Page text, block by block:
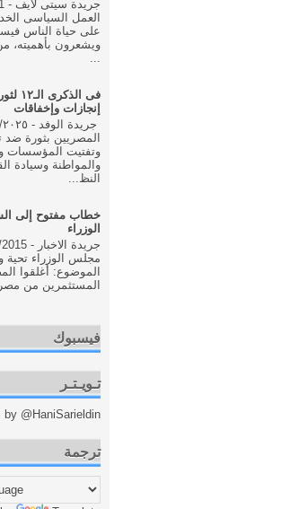
العمل السياسى
على حياة الناس
ويشعرون بأهميته،
فى
إنجازات وإخفاقات
المصريين بثورة
وتفتيت المؤسسات
والمواطنة وسيادة
النظ...
خطاب مفتوح إلى
الوزراء
مجلس الوزراء تحية
الموضوع: أغلقوا
المستثمرين من
فيسبوك
تـويـتـر
by @HaniSarieldin
ترجمة